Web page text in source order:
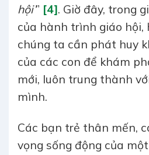
hội’” [4]. Giờ đây, trong
của hành trình giáo hội,
chúng ta cần phát huy
của các con để khám
mới, luôn trung thành
mình.
Các bạn trẻ thân mến,
vọng sống động của